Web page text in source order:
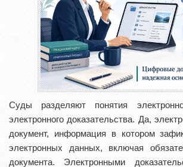
Суды разделяют понятия
электронного доказательства. Да,
документ, информация в котором
электронных данных, включая
документа. Электронными